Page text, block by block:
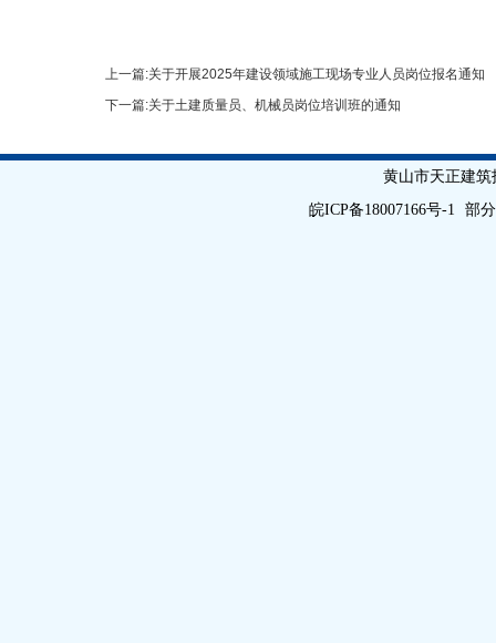
上一篇:关于开展2025年建设领域施工现场专业人员岗位报名通知
下一篇:关于土建质量员、机械员岗位培训班的通知
黄山市天正建筑
皖ICP备18007166号-1
部